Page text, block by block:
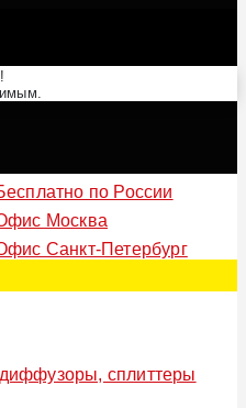
по России
Москва
Санкт-Петербург
сплиттеры